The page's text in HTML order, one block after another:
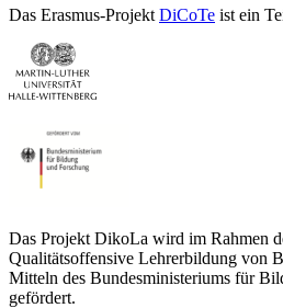
Das Erasmus-ProjektDiCoTe ist ein
Das Projekt DikoLa wird im Rahmen
Qualitätsoffensive Lehrerbildung von
Mitteln des Bundesministeriums für
gefördert.